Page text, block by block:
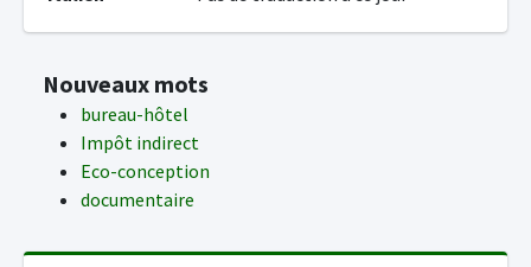
Nouveaux mots
bureau-hôtel
Impôt indirect
Eco-conception
documentaire